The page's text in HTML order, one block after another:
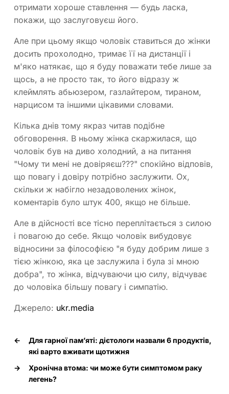
отримати хороше ставлення — будь ласка,
покажи, що заслуговуєш його.
Але при цьому якщо чоловік ставиться до жінки
досить прохолодно, тримає її на дистанції і
м'яко натякає, що я буду поважати тебе лише за
щось, а не просто так, то його відразу ж
клеймлять абьюзером, газлайтером, тираном,
нарцисом та іншими цікавими словами.
Кілька днів тому якраз читав подібне
обговорення. В ньому жінка скаржилася, що
чоловік був на диво холодний, а на питання
"Чому ти мені не довіряєш???" спокійно відповів,
що повагу і довіру потрібно заслужити. Ох,
скільки ж набігло незадоволених жінок,
коментарів було штук 400, якщо не більше.
Але в дійсності все тісно переплітається з силою
і повагою до себе. Якщо чоловік вибудовує
відносини за філософією "я буду добрим лише з
тією жінкою, яка це заслужила і була зі мною
добра", то жінка, відчуваючи цю силу, відчуває
до чоловіка більшу повагу і симпатію.
Джерело: ukr.media
←
Для гарної пам’яті: дієтологи назвали 6 продуктів,
які варто вживати щотижня
→
Хронічна втома: чи може бути симптомом раку
легень?